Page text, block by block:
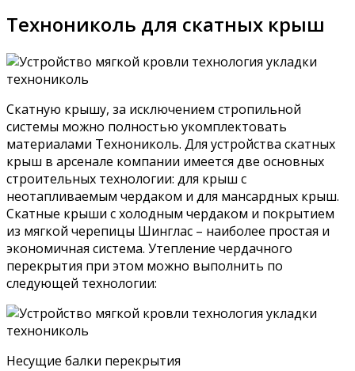
Технониколь для скатных крыш
Скатную крышу, за исключением стропильной
системы можно полностью укомплектовать
материалами Технониколь. Для устройства скатных
крыш в арсенале компании имеется две основных
строительных технологии: для крыш с
неотапливаемым чердаком и для мансардных крыш.
Скатные крыши с холодным чердаком и покрытием
из мягкой черепицы Шинглас – наиболее простая и
экономичная система. Утепление чердачного
перекрытия при этом можно выполнить по
следующей технологии:
Несущие балки перекрытия